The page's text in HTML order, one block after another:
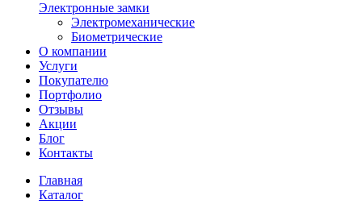
Электронные замки
Электромеханические
Биометрические
О компании
Услуги
Покупателю
Портфолио
Отзывы
Акции
Блог
Контакты
Главная
Каталог